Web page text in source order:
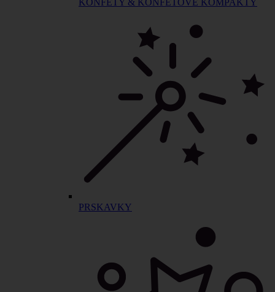
KONFETY & KONFETOVÉ KOMPAKTY
PRSKAVKY